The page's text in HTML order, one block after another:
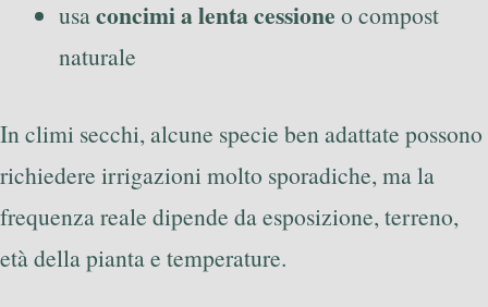
usaconcimi a lenta cessione o compost
naturale
In climi secchi, alcune specie ben adattate possono
richiedere irrigazioni molto sporadiche, ma la
frequenza reale dipende da esposizione, terreno,
età della pianta e temperature.